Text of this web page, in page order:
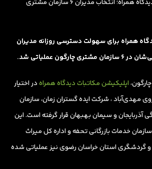
همراه برای سهولت دسترسی روزانه مدیران
عملیاتی شد.
اپلیکیشن مکاتبات دیدگاه همراهدر اختیار
مهدی‌آباد ، شرکت ایده گستران زمان، سازمان
آذربایجان و سیمان بهبهان قرار گرفته است. این
خدمات بازرگانی تحفه و اداره کل میراث
گردشگری استان خراسان رضوی نیز عملیاتی شده